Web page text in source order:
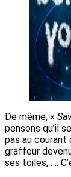
De même, «
pensons qu’il
pas au courant
graffeur
ses toiles, ….